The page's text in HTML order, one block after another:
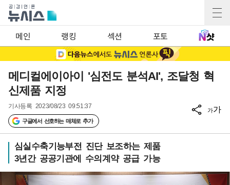
메인 랭킹 섹션 포토
메디컬에이아이 '심전도 분석AI', 조달청 혁
신제품 지정
기사등록 2023/08/23 09:51:37
구글에서 선호하는 매체로 추가
가가
심실수축기능부전 진단 보조하는 제품
3년간 공공기관에 수의계약 공급 가능